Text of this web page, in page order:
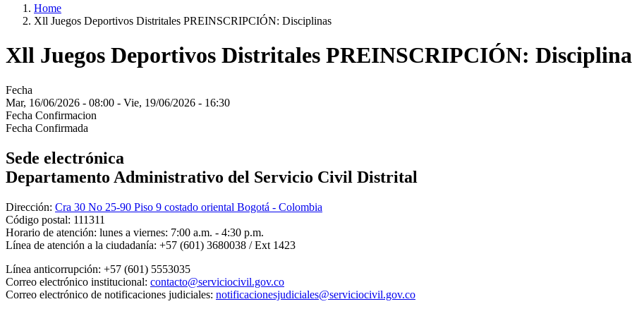
Home
Xll Juegos Deportivos Distritales PREINSCRIPCIÓN: Disciplinas
Xll Juegos Deportivos Distritales PREINSCRIPCIÓN:
Fecha
Mar, 16/06/2026 - 08:00 - Vie, 19/06/2026 - 16:30
Fecha Confirmacion
Fecha Confirmada
Sede electrónica
Departamento Administrativo del Servicio Civil Distrital
Dirección: Cra 30 No 25-90 Piso 9 costado oriental Bogotá - Colombia
Código postal: 111311
Horario de atención: lunes a viernes: 7:00 a.m. - 4:30 p.m.
Línea de atención a la ciudadanía: +57 (601) 3680038 / Ext 1423
Línea anticorrupción: +57 (601) 5553035
Correo electrónico institucional: contacto@serviciocivil.gov.co
Correo electrónico de notificaciones judiciales: notificacionesjudiciales@serviciocivil.gov.co